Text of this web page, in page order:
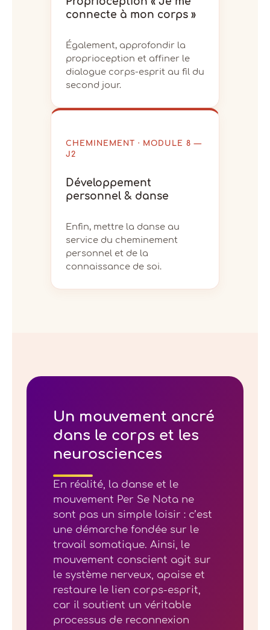
connecte à mon corps »
Également, approfondir la
proprioception et affiner le
dialogue corps-esprit au fil du
second jour.
CHEMINEMENT · MODULE 8 —
J2
Développement
personnel & danse
Enfin, mettre la danse au
service du cheminement
personnel et de la
connaissance de soi.
Un mouvement ancré
dans le corps et les
neurosciences
En réalité, la danse et le
mouvement Per Se Nota ne
sont pas un simple loisir : c’est
une démarche fondée sur le
travail somatique. Ainsi, le
mouvement conscient agit sur
le système nerveux, apaise et
restaure le lien corps-esprit,
car il soutient un véritable
processus de reconnexion